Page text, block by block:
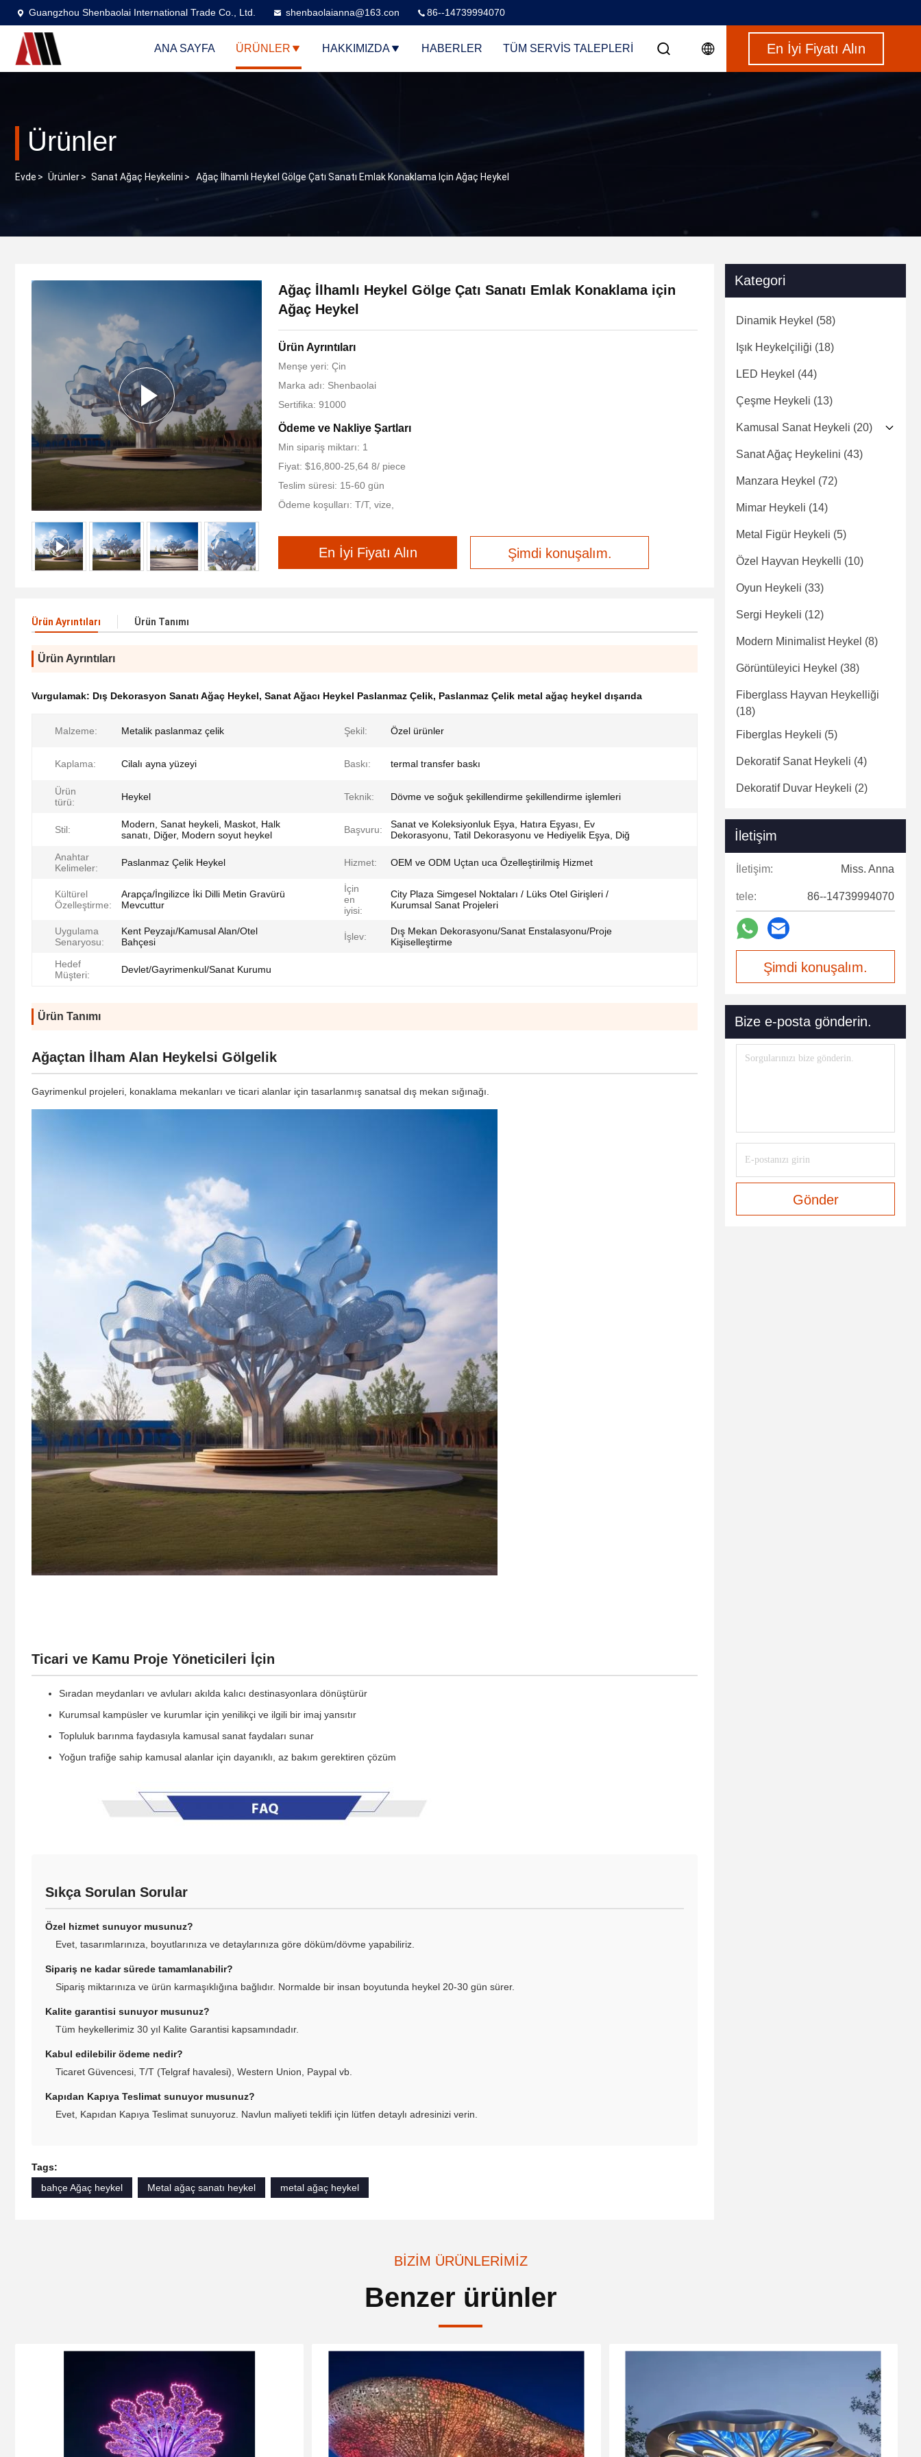
Guangzhou Shenbaolai International Trade Co., Ltd. shenbaolaianna@163.con 86--14739994070
ANA SAYFA ÜRÜNLER HAKKIMIZDA HABERLER TÜM SERVIS TALEPLERI En İyi Fiyatı Alın
Ürünler
Evde > Ürünler> Sanat Ağaç Heykelini > Ağaç İlhamlı Heykel Gölge Çatı Sanatı Emlak Konaklama Için Ağaç Heykel
Ağaç İlhamlı Heykel Gölge Çatı Sanatı Emlak Konaklama için
Ağaç Heykel
Ürün Ayrıntıları
Menşe yeri: Çin
Marka adı: Shenbaolai
Sertifika: 91000
Ödeme ve Nakliye Şartları
Min sipariş miktarı: 1
Fiyat: $16,800-25,64 8/ piece
Teslim süresi: 15-60 gün
Ödeme koşulları: T/T, vize,
En İyi Fiyatı Alın Şimdi konuşalım.
Ürün Ayrıntıları Ürün Tanımı
Ürün Ayrıntıları
Vurgulamak: Dış Dekorasyon Sanatı Ağaç Heykel, Sanat Ağacı Heykel Paslanmaz Çelik, Paslanmaz Çelik metal ağaç heykel dışarıda
Malzeme: Metalik paslanmaz çelik Şekil: Özel ürünler
Kaplama: Cilalı ayna yüzeyi Baskı: termal transfer baskı
Ürün
türü:
Heykel Teknik: Dövme ve soğuk şekillendirme şekillendirme işlemleri
Stil:
Modern, Sanat heykeli, Maskot, Halk
sanatı, Diğer, Modern soyut heykel
Başvuru:
Sanat ve Koleksiyonluk Eşya, Hatıra Eşyası, Ev
Dekorasyonu, Tatil Dekorasyonu ve Hediyelik Eşya, Diğ
Anahtar
Kelimeler:
Paslanmaz Çelik Heykel Hizmet: OEM ve ODM Uçtan uca Özelleştirilmiş Hizmet
Kültürel
Özelleştirme:
Arapça/İngilizce İki Dilli Metin Gravürü
Mevcuttur
İçin
en
iyisi:
City Plaza Simgesel Noktaları / Lüks Otel Girişleri /
Kurumsal Sanat Projeleri
Uygulama
Senaryosu:
Kent Peyzajı/Kamusal Alan/Otel
Bahçesi
İşlev:
Dış Mekan Dekorasyonu/Sanat Enstalasyonu/Proje
Kişiselleştirme
Hedef
Müşteri:
Devlet/Gayrimenkul/Sanat Kurumu
Ürün Tanımı
Ağaçtan İlham Alan Heykelsi Gölgelik
Gayrimenkul projeleri, konaklama mekanları ve ticari alanlar için tasarlanmış sanatsal dış mekan sığınağı.
Ticari ve Kamu Proje Yöneticileri İçin
Sıradan meydanları ve avluları akılda kalıcı destinasyonlara dönüştürür
Kurumsal kampüsler ve kurumlar için yenilikçi ve ilgili bir imaj yansıtır
Topluluk barınma faydasıyla kamusal sanat faydaları sunar
Yoğun trafiğe sahip kamusal alanlar için dayanıklı, az bakım gerektiren çözüm
Sıkça Sorulan Sorular
Özel hizmet sunuyor musunuz?
Evet, tasarımlarınıza, boyutlarınıza ve detaylarınıza göre döküm/dövme yapabiliriz.
Sipariş ne kadar sürede tamamlanabilir?
Sipariş miktarınıza ve ürün karmaşıklığına bağlıdır. Normalde bir insan boyutunda heykel 20-30 gün sürer.
Kalite garantisi sunuyor musunuz?
Tüm heykellerimiz 30 yıl Kalite Garantisi kapsamındadır.
Kabul edilebilir ödeme nedir?
Ticaret Güvencesi, T/T (Telgraf havalesi), Western Union, Paypal vb.
Kapıdan Kapıya Teslimat sunuyor musunuz?
Evet, Kapıdan Kapıya Teslimat sunuyoruz. Navlun maliyeti teklifi için lütfen detaylı adresinizi verin.
Tags:
bahçe Ağaç heykel
Metal ağaç sanatı heykel metal ağaç heykel
Kategori
Dinamik Heykel (58)
Işık Heykelçiliği (18)
LED Heykel (44)
Çeşme Heykeli (13)
Kamusal Sanat Heykeli (20)
Sanat Ağaç Heykelini (43)
Manzara Heykel (72)
Mimar Heykeli (14)
Metal Figür Heykeli (5)
Özel Hayvan Heykelli (10)
Oyun Heykeli (33)
Sergi Heykeli (12)
Modern Minimalist Heykel (8)
Görüntüleyici Heykel (38)
Fiberglass Hayvan Heykelliği
(18)
Fiberglas Heykeli (5)
Dekoratif Sanat Heykeli (4)
Dekoratif Duvar Heykeli (2)
İletişim
İletişim: Miss. Anna
tele: 86--14739994070
Şimdi konuşalım.
Bize e-posta gönderin.
Gönder
BIZIM ÜRÜNLERIMIZ
Benzer ürünler